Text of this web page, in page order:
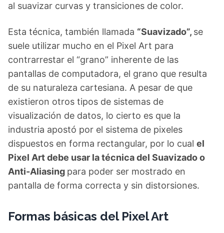
al suavizar curvas y transiciones de color.
Esta técnica, también llamada “Suavizado”, se
suele utilizar mucho en el Pixel Art para
contrarrestar el “grano” inherente de las
pantallas de computadora, el grano que resulta
de su naturaleza cartesiana. A pesar de que
existieron otros tipos de sistemas de
visualización de datos, lo cierto es que la
industria apostó por el sistema de pixeles
dispuestos en forma rectangular, por lo cual el
Pixel Art debe usar la técnica del Suavizado o
Anti-Aliasing para poder ser mostrado en
pantalla de forma correcta y sin distorsiones.
Formas básicas del Pixel Art